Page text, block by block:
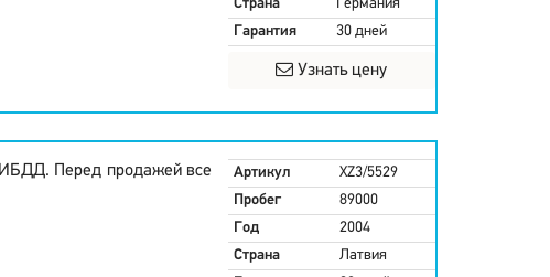
Страна
Германия
Гарантия
30 дней
Узнать цену
Перед продажей все
Артикул
XZ3/5529
Пробег
89000
Год
2004
Страна
Латвия